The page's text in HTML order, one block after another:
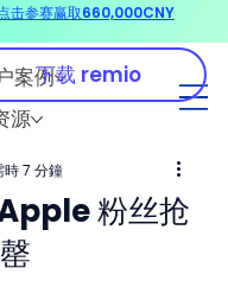
案例
源
下载 remio
粉丝抢
時 7 分鐘
击参赛赢取660,000CNY